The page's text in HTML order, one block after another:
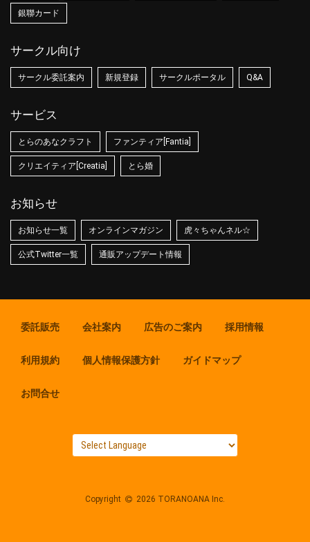
銀聯カード
サークル向け
サークル委託案内 新規登録 サークルポータル Q&A
サービス
とらのあなクラフト ファンティア[Fantia]
クリエイティア[Creatia] とら婚
お知らせ
お知らせ一覧 オンラインマガジン 虎々ちゃんネル☆
公式Twitter一覧 通販アップデート情報
委託販売 会社案内 広告のご案内 採用情報
利用規約 個人情報保護方針 ガイドマップ
お問合せ
Copyright 2026 TORANOANA Inc.